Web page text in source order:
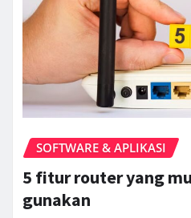
SOFTWARE & APLIKASI
5 fitur router yang
gunakan